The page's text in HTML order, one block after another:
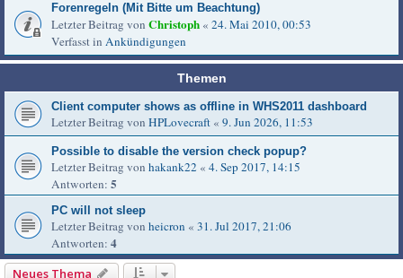
Forenregeln (Mit Bitte um Beachtung)
Letzter Beitrag von Christoph « 24. Mai 2010, 00:53
Verfasst in Ankündigungen
Themen
Client computer shows as offline in WHS2011 dashboard
Letzter Beitrag von HPLovecraft « 9. Jun 2026, 11:53
Possible to disable the version check popup?
Letzter Beitrag von hakank22 « 4. Sep 2017, 14:15
Antworten: 5
PC will not sleep
Letzter Beitrag von heicron « 31. Jul 2017, 21:06
Antworten: 4
Neues Thema